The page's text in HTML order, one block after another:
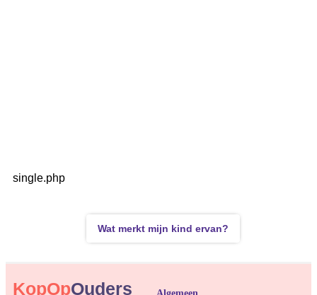
single.php
Wat merkt mijn kind ervan?
KopOpOuders